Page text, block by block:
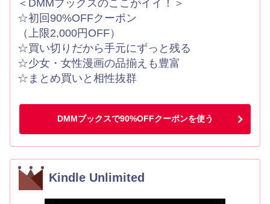
＜DMMブックスのここがイイ！＞
☆初回90%OFFクーポン
（上限2,000円OFF）
☆買い切りだから手元にずっと残る
☆少女・女性漫画の品揃えも豊富
☆まとめ買いと相性抜群
DMMブックスで90%OFFクーポンを使う
Kindle Unlimited